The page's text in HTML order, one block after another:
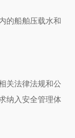
船舶压载水和
法律法规和公
纳入安全管理体